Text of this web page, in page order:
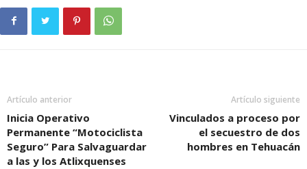
Artículo anterior
Inicia Operativo
Permanente “Motociclista
Seguro” Para Salvaguardar
a las y los Atlixquenses
Artículo siguiente
Vinculados a proceso por
el secuestro de dos
hombres en Tehuacán